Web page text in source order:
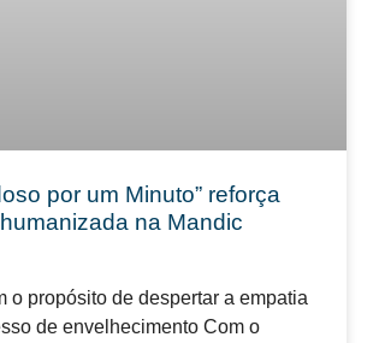
por um Minuto” reforça
na Mandic
o propósito de despertar a empatia
de envelhecimento Com o